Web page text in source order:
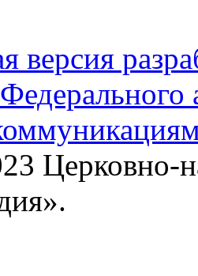
версия
Церковно-